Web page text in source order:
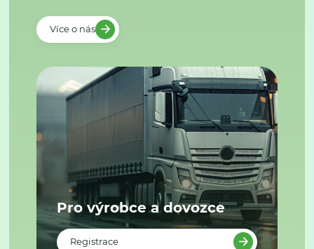
Více o nás
Pro výrobce a dovozce
Registrace